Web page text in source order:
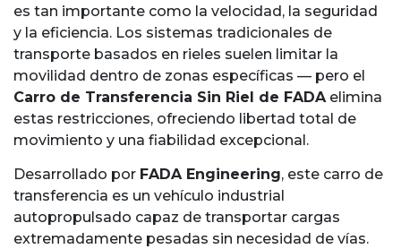
es tan importante como la velocidad, la seguridad
y la eficiencia. Los sistemas tradicionales de
transporte basados en rieles suelen limitar la
movilidad dentro de zonas específicas — pero el
Carro de Transferencia Sin Riel de FADAelimina
estas restricciones, ofreciendo libertad total de
movimiento y una fiabilidad excepcional.
Desarrollado por FADA Engineering, este carro de
transferencia es un vehículo industrial
autopropulsado capaz de transportar cargas
extremadamente pesadas sin necesidad de vías.